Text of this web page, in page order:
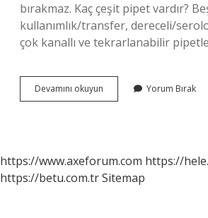
bırakmaz. Kaç çeşit pipet vardır?
kullanımlık/transfer, dereceli/
çok kanallı ve tekrarlanabilir
Devamını okuyun
Kaç
Yorum Bırak
https://www.axeforum.com https://
https://betu.com.trSitemap